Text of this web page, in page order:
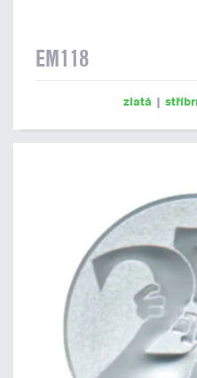
EM118
zlatá |